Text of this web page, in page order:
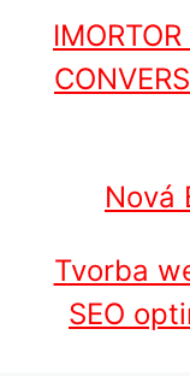
Nová
Tvorba
SEO